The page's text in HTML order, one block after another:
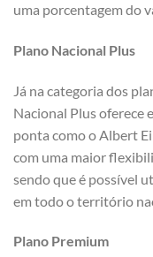
uma porcentagem do
Plano Nacional Plus
Já na categoria dos
Nacional Plus oferece
ponta como o Albert
com uma maior
sendo que é possível
em todo o território
Plano Premium